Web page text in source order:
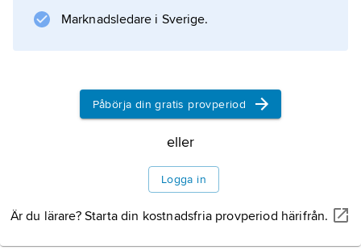
Marknadsledare i Sverige.
Påbörja din gratis provperiod
eller
Logga in
Är du lärare? Starta din kostnadsfria provperiod härifrån.